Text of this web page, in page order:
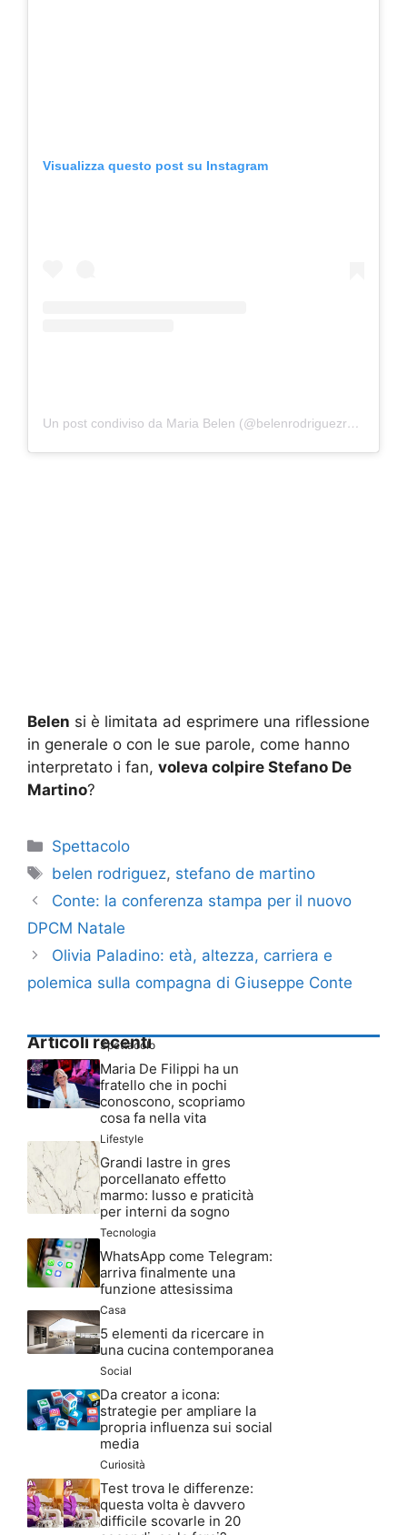
Visualizza questo post su Instagram
Un post condiviso da Maria Belen (@belenrodriguezreal)
Belen si è limitata ad esprimere una riflessione
in generale o con le sue parole, come hanno
interpretato i fan, voleva colpire Stefano De
Martino?
Categorie
Spettacolo
Tag
belen rodriguez, stefano de martino
Conte: la conferenza stampa per il nuovo
DPCM Natale
Olivia Paladino: età, altezza, carriera e
polemica sulla compagna di Giuseppe Conte
Articoli recenti
Spettacolo
Maria De Filippi ha un
fratello che in pochi
conoscono, scopriamo
cosa fa nella vita
Lifestyle
Grandi lastre in gres
porcellanato effetto
marmo: lusso e praticità
per interni da sogno
Tecnologia
WhatsApp come Telegram:
arriva finalmente una
funzione attesissima
Casa
5 elementi da ricercare in
una cucina contemporanea
Social
Da creator a icona:
strategie per ampliare la
propria influenza sui social
media
Curiosità
Test trova le differenze:
questa volta è davvero
difficile scovarle in 20